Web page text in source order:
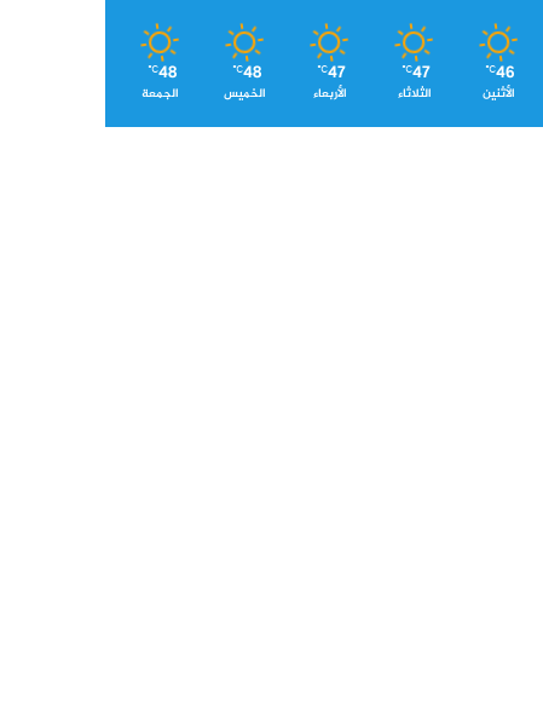
46
℃
الأثنين
47
℃
الثلاثاء
47
℃
الأربعاء
48
℃
الخميس
48
℃
الجمعة